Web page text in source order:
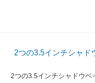
2つの3.5インチシャド
2つの3.5インチシャドウベ